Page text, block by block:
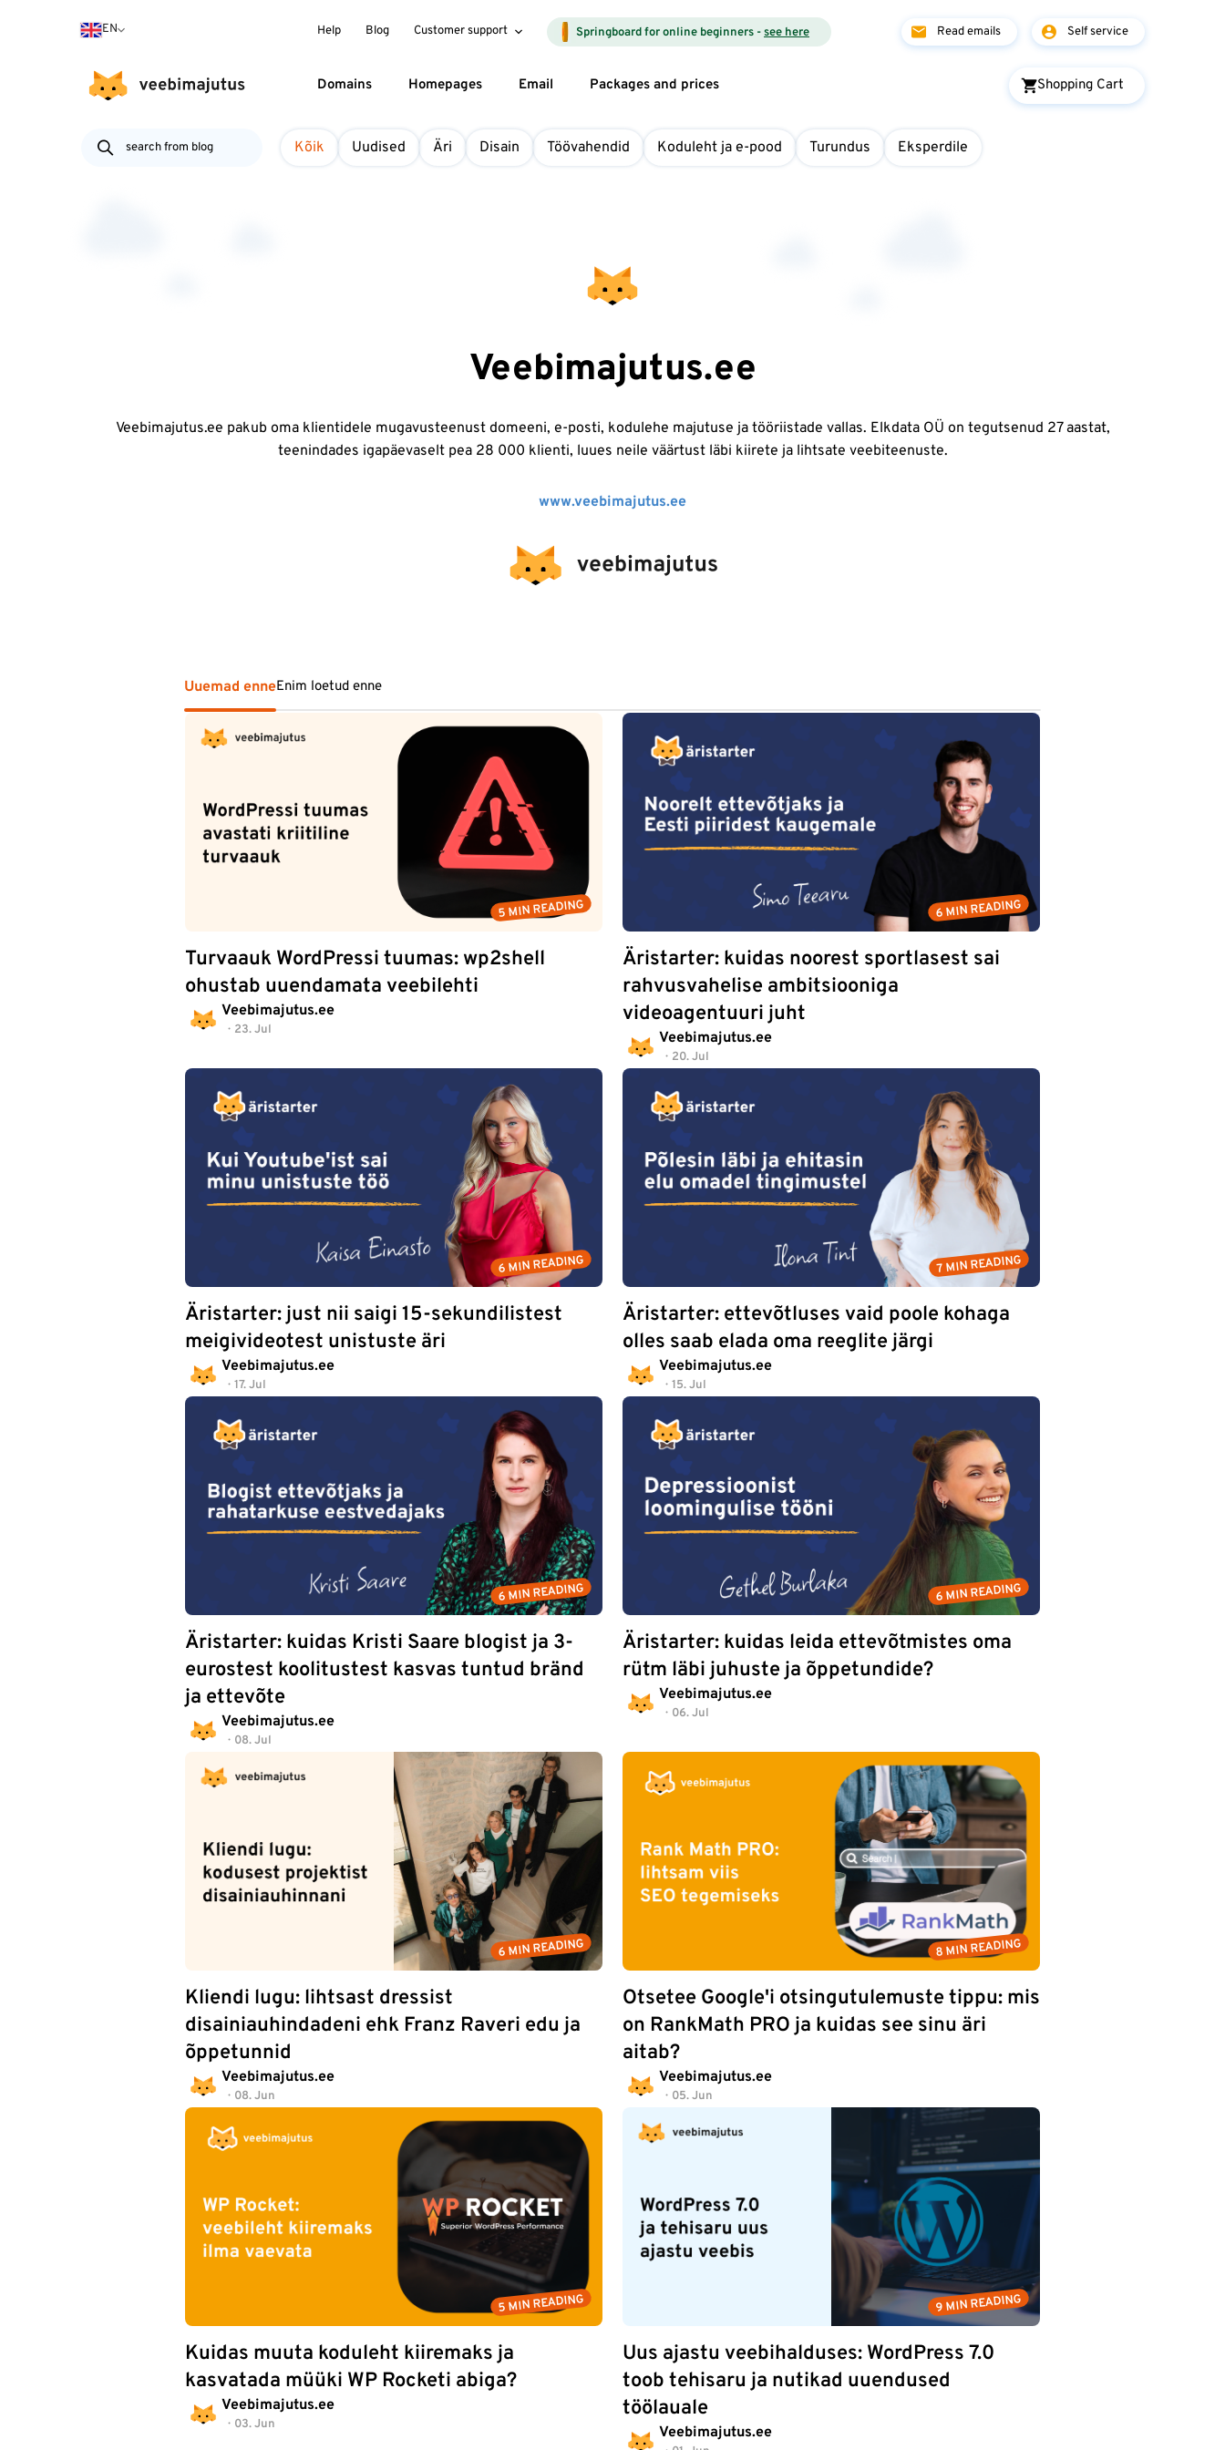
EN Help Blog Customer support Springboard for online beginners -see here Read emails Self service
Domains Homepages Email Packages and prices Shopping Cart
Kõik Uudised Äri Disain Töövahendid Koduleht ja e-pood Turundus Eksperdile
Veebimajutus.ee
Veebimajutus.ee pakub oma klientidele mugavusteenust domeeni, e-posti, kodulehe majutuse ja tööriistade vallas. Elkdata OÜ on tegutsenud 27 aastat,
teenindades igapäevaselt pea 28 000 klienti, luues neile väärtust läbi kiirete ja lihtsate veebiteenuste.
www.veebimajutus.ee
Uuemad enneEnim loetud enne
5 MIN READING
Turvaauk WordPressi tuumas: wp2shell
ohustab uuendamata veebilehti
Veebimajutus.ee
23. Jul
6 MIN READING
Äristarter: kuidas noorest sportlasest sai
rahvusvahelise ambitsiooniga
videoagentuuri juht
Veebimajutus.ee
20. Jul
6 MIN READING
Äristarter: just nii saigi 15-sekundilistest
meigivideotest unistuste äri
Veebimajutus.ee
17. Jul
7 MIN READING
Äristarter: ettevõtluses vaid poole kohaga
olles saab elada oma reeglite järgi
Veebimajutus.ee
15. Jul
6 MIN READING
Äristarter: kuidas Kristi Saare blogist ja 3-
eurostest koolitustest kasvas tuntud bränd
ja ettevõte
Veebimajutus.ee
08. Jul
6 MIN READING
Äristarter: kuidas leida ettevõtmistes oma
rütm läbi juhuste ja õppetundide?
Veebimajutus.ee
06. Jul
6 MIN READING
Kliendi lugu: lihtsast dressist
disainiauhindadeni ehk Franz Raveri edu ja
õppetunnid
Veebimajutus.ee
08. Jun
8 MIN READING
Otsetee Google'i otsingutulemuste tippu: mis
on RankMath PRO ja kuidas see sinu äri
aitab?
Veebimajutus.ee
05. Jun
5 MIN READING
Kuidas muuta koduleht kiiremaks ja
kasvatada müüki WP Rocketi abiga?
Veebimajutus.ee
03. Jun
9 MIN READING
Uus ajastu veebihalduses: WordPress 7.0
toob tehisaru ja nutikad uuendused
töölauale
Veebimajutus.ee